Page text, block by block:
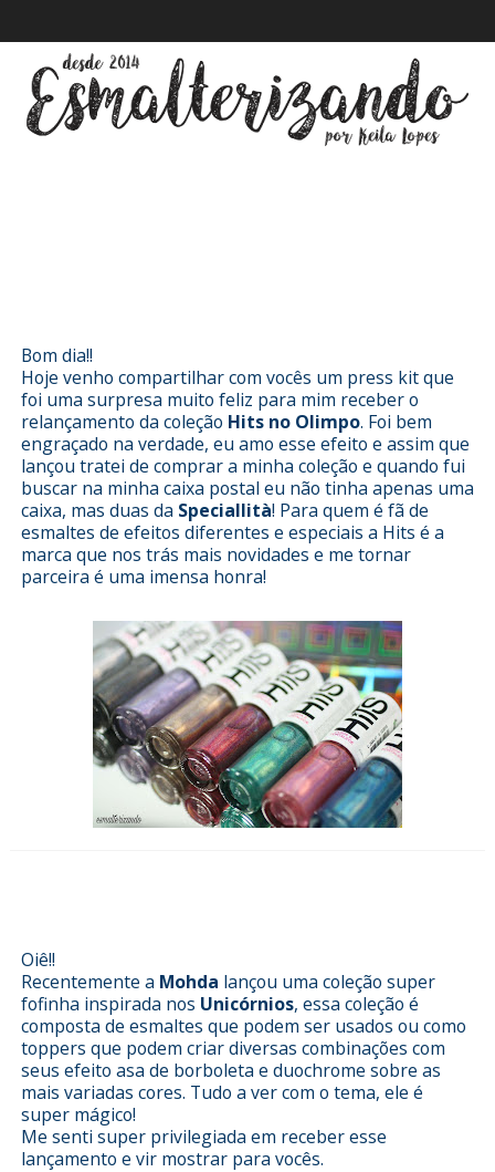
Bom dia!!
Hoje venho compartilhar com vocês um press kit que
foi uma surpresa muito feliz para mim receber o
relançamento da coleção Hits no Olimpo. Foi bem
engraçado na verdade, eu amo esse efeito e assim que
lançou tratei de comprar a minha coleção e quando fui
buscar na minha caixa postal eu não tinha apenas uma
caixa, mas duas da Speciallità! Para quem é fã de
esmaltes de efeitos diferentes e especiais a Hits é a
marca que nos trás mais novidades e me tornar
parceira é uma imensa honra!
Oiê!!
Recentemente a Mohda lançou uma coleção super
fofinha inspirada nos Unicórnios, essa coleção é
composta de esmaltes que podem ser usados ou como
toppers que podem criar diversas combinações com
seus efeito asa de borboleta e duochrome sobre as
mais variadas cores. Tudo a ver com o tema, ele é
super mágico!
Me senti super privilegiada em receber esse
lançamento e vir mostrar para vocês.